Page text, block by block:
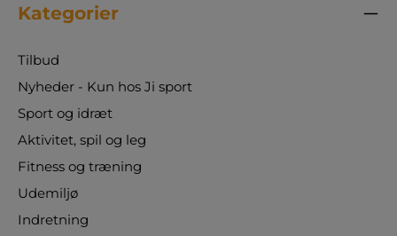
Kategorier
Tilbud
Nyheder - Kun hos Ji sport
Sport og idræt
Aktivitet, spil og leg
Fitness og træning
Udemiljø
Indretning